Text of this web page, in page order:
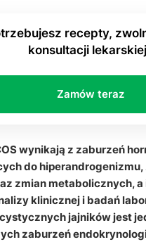
hiperandrogenizm u
ma
sposób prezentują się skórne i
i odpowiedzi
recepty,
konsultacji
Zamów teraz
wynikają z zaburzeń
do
zmian metabolicznych,
klinicznej i badań
jajników jest
zaburzeń